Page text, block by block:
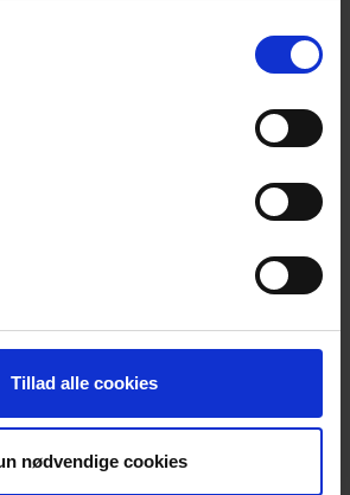
Tillad alle cookies
nødvendige cookies
for at tale og dele erfaringer
situation som dig.
for et varmt, uformelt samvær i
selvmord ikke er tabu.
til at tage en ven med, hvis
hilsen
Midtjylland
mobil 6171 1671 – for evt.